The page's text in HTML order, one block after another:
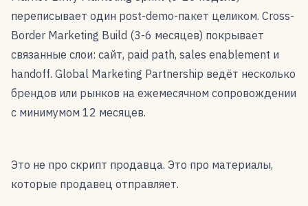
переписывает один post-demo-пакет целиком. Cross-
Border Marketing Build (3-6 месяцев) покрывает
связанные слои: сайт, paid path, sales enablement и
handoff. Global Marketing Partnership ведёт несколько
брендов или рынков на ежемесячном сопровождении
с минимумом 12 месяцев.
Это не про скрипт продавца. Это про материалы,
которые продавец отправляет.